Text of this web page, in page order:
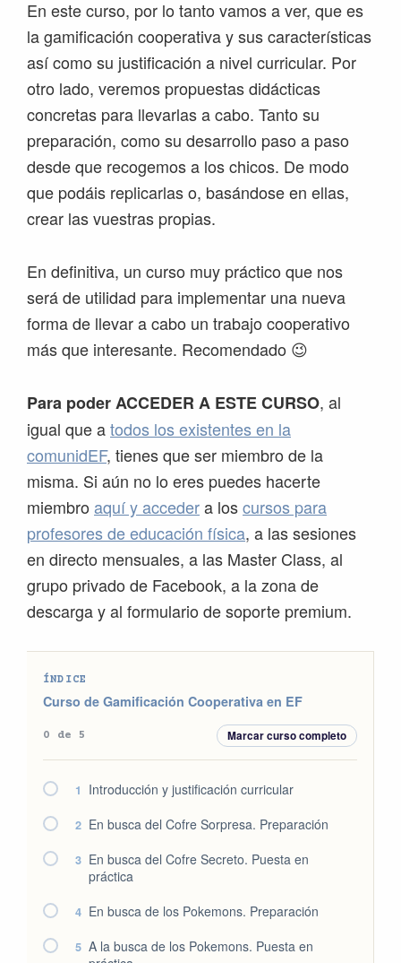
En este curso, por lo tanto vamos a ver, que es
la gamificación cooperativa y sus características
así como su justificación a nivel curricular. Por
otro lado, veremos propuestas didácticas
concretas para llevarlas a cabo. Tanto su
preparación, como su desarrollo paso a paso
desde que recogemos a los chicos. De modo
que podáis replicarlas o, basándose en ellas,
crear las vuestras propias.
En definitiva, un curso muy práctico que nos
será de utilidad para implementar una nueva
forma de llevar a cabo un trabajo cooperativo
más que interesante. Recomendado 😉
Para poder ACCEDER A ESTE CURSO, al
igual que atodos los existentes en la
comunidEF, tienes que ser miembro de la
misma. Si aún no lo eres puedes hacerte
miembro aquí y accedera loscursos para
profesores de educación física, a las sesiones
en directo mensuales, a las Master Class, al
grupo privado de Facebook, a la zona de
descarga y al formulario de soporte premium.
ÍNDICE
Curso de Gamificación Cooperativa en EF
0 de 5 Marcar curso completo
1 Introducción y justificación curricular
2 En busca del Cofre Sorpresa. Preparación
3 En busca del Cofre Secreto. Puesta en
práctica
4 En busca de los Pokemons. Preparación
5 A la busca de los Pokemons. Puesta en